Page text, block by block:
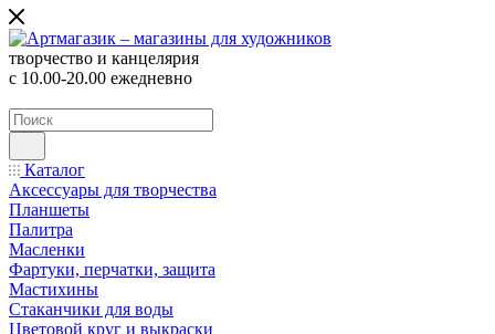
творчество и канцелярия
с 10.00-20.00 ежедневно
Каталог
Аксессуары для творчества
Планшеты
Палитра
Масленки
Фартуки, перчатки, защита
Мастихины
Стаканчики для воды
Цветовой круг и выкраски